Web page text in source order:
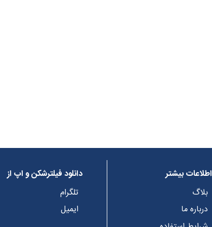
اطلاعات بیشتر
بلاگ
درباره ما
دانلود فیلترشکن و اپ از
تلگرام
ایمیل